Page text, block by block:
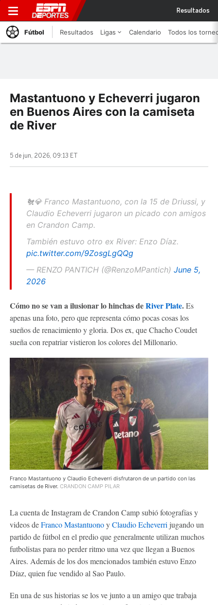
Resultados
Fútbol Resultados Ligas Calendario Todos los
Mastantuono y Echeverri jugaron
en Buenos Aires con la camiseta
de River
5 de jun, 2026, 09:13 ET
🐔💎 Franco Mastantuono, con la 15 de Driussi, y
Claudio Echeverri jugaron un picado con amigos
en Crandon Camp.
También estuvo otro ex River: Enzo Díaz.
pic.twitter.com/9ZosgLgQQg
— RENZO PANTICH (@RenzoMPantich) June 5,
2026
Cómo no se van a ilusionar lo hinchas deRiver Plate.Es
apenas una foto, pero que representa cómo pocas cosas los
sueños de renacimiento y gloria. Dos ex, que Chacho Coudet
sueña con repatriar vistieron los colores del Millonario.
Franco Mastantuono y Claudio Echeverri disfrutaron de un partido con las
camisetas de River. CRANDON CAMP PILAR
La cuenta de Instagram de Crandon Camp subió fotografías y
videos deFranco MastantuonoyClaudio Echeverri jugando un
partido de fútbol en el predio que generalmente utilizan muchos
futbolistas para no perder ritmo una vez que llegan a Buenos
Aires. Además de los dos mencionados también estuvo Enzo
Díaz, quien fue vendido al Sao Paulo.
En una de sus historias se los ve junto a un amigo que trabaja